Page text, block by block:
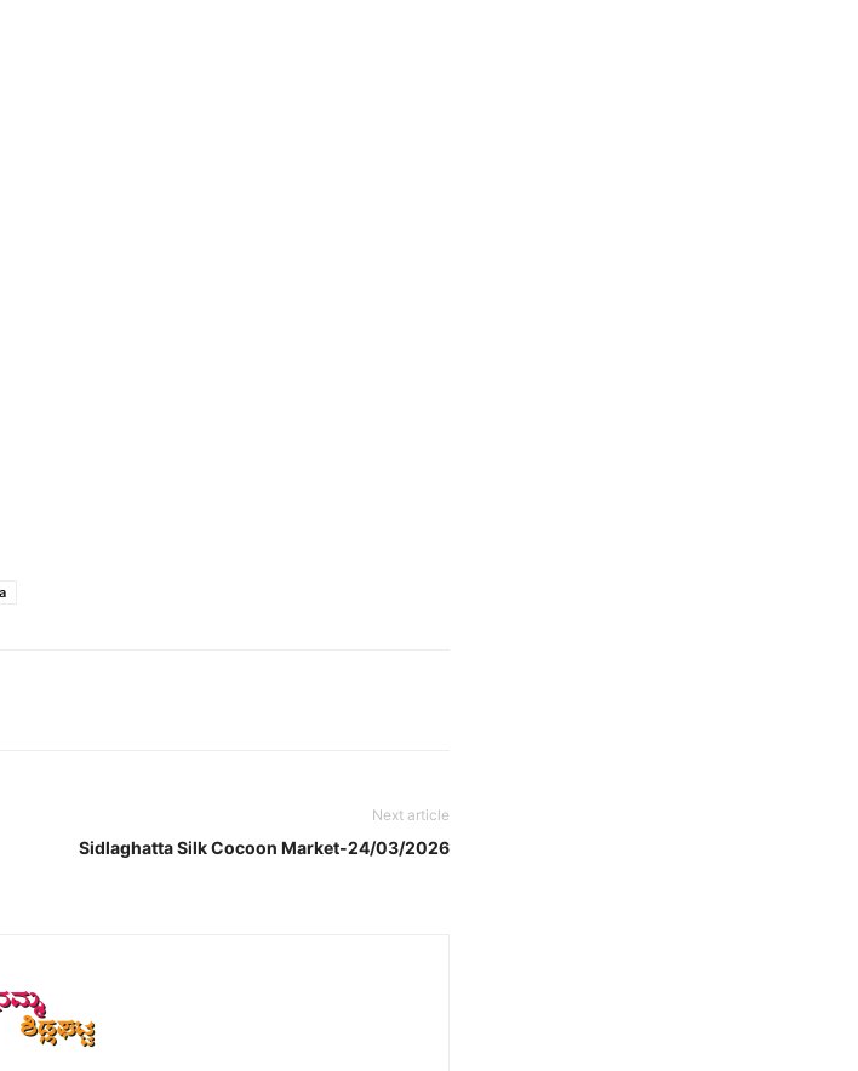
Next article
Sidlaghatta Silk Cocoon Market-24/03/2026